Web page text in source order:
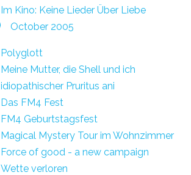
Im Kino: Keine Lieder Über Liebe
October 2005
Polyglott
Meine Mutter, die Shell und ich
idiopathischer Pruritus ani
Das FM4 Fest
FM4 Geburtstagsfest
Magical Mystery Tour im Wohnzimmer
Force of good - a new campaign
Wette verloren